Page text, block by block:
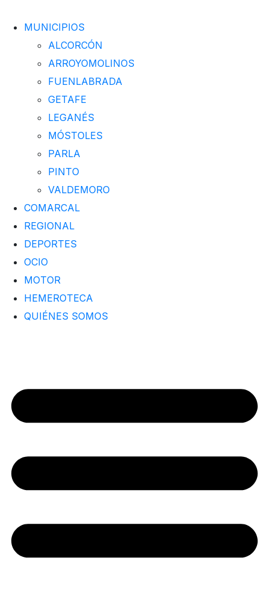
MUNICIPIOS
ALCORCÓN
ARROYOMOLINOS
FUENLABRADA
GETAFE
LEGANÉS
MÓSTOLES
PARLA
PINTO
VALDEMORO
COMARCAL
REGIONAL
DEPORTES
OCIO
MOTOR
HEMEROTECA
QUIÉNES SOMOS